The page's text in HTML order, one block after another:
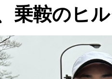
乗鞍のヒ